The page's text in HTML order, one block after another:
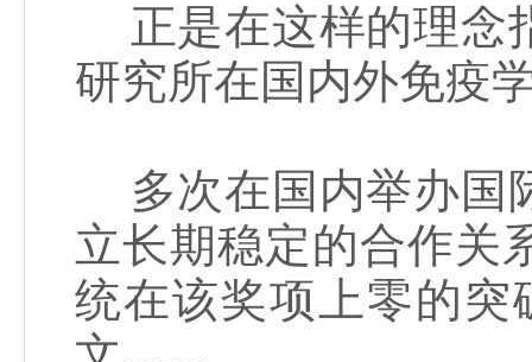
正是在这样的理念
研究所在国内外免疫
多次在国内举办国
立长期稳定的合作关
统在该奖项上零的